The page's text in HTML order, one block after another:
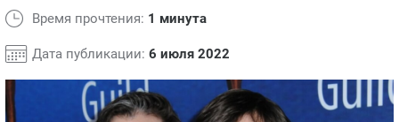
Время прочтения: 1 минута
Дата публикации: 6 июля 2022